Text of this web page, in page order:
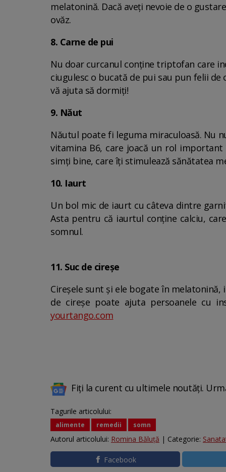
melatonină. Dacă aveți nevoie de o
ovăz.
8. Carne de pui
Nu doar curcanul conține triptofan care
ciugulesc o bucată de pui sau pun felii
vă ajuta să dormiți!
9. Năut
Năutul poate fi leguma miraculoasă. Nu
vitamina B6, care joacă un rol
simți bine, care îți stimulează sănătatea
10. Iaurt
Un bol mic de iaurt cu câteva dintre
Asta pentru că iaurtul conține calciu,
somnul.
11. Suc de cireșe
Cireșele sunt și ele bogate în
de cireșe poate ajuta persoanele cu
yourtango.com
Fiți la curent cu ultimele noutăți.
Tagurile articolului:
alimente remedii somn
Autorul articolului: Romina Băluță | Categorie:
Facebook